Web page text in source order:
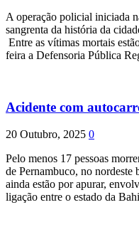
A operação policial iniciada
sangrenta da história da
Entre as vítimas mortais
feira a Defensoria Pública
Acidente com
20 Outubro, 2025 0
Pelo menos 17 pessoas
de Pernambuco, no nordeste
ainda estão por apurar,
ligação entre o estado da